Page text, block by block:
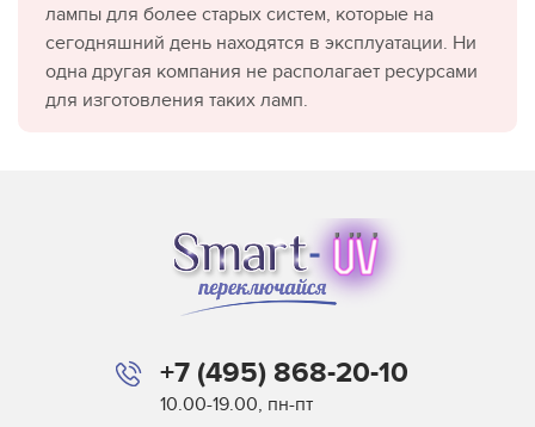
лампы для более старых систем, которые на
сегодняшний день находятся в эксплуатации. Ни
одна другая компания не располагает ресурсами
для изготовления таких ламп.
+7 (495) 868-20-10
10.00-19.00, пн-пт